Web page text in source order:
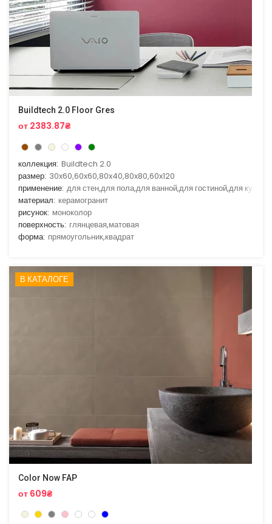
Buildtech 2.0 Floor Gres
от 2383.87₴
коллекция: Buildtech 2.0
размер: 30x60,60x60,80x40,80x80,60x120
применение: для стен,для пола,для ванной,для гостиной,для кухни
материал: керамогранит
рисунок: моноколор
поверхность: глянцевая,матовая
форма: прямоугольник,квадрат
В КАТАЛОГЕ
Color Now FAP
от 609₴